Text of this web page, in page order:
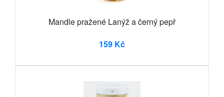
Mandle pražené Lanýž a černý pepř
159 Kč